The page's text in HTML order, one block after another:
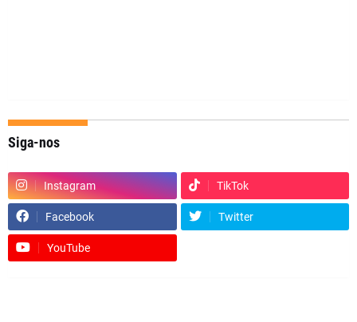
Siga-nos
Instagram TikTok
Facebook Twitter
YouTube